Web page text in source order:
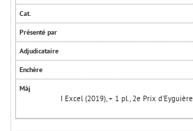
I Excel (2019), + 1 pl., 2e Prix